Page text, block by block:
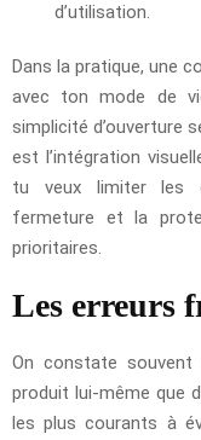
d’utilisation.
Dans la pratique, une
avec ton mode de
simplicité d’ouverture
est l’intégration
tu veux limiter les
fermeture et la
prioritaires.
Les erreurs
On constate souvent
produit lui-même que
les plus courants à